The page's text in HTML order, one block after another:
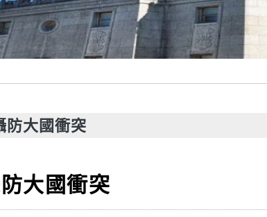
大國衝突
大國衝突